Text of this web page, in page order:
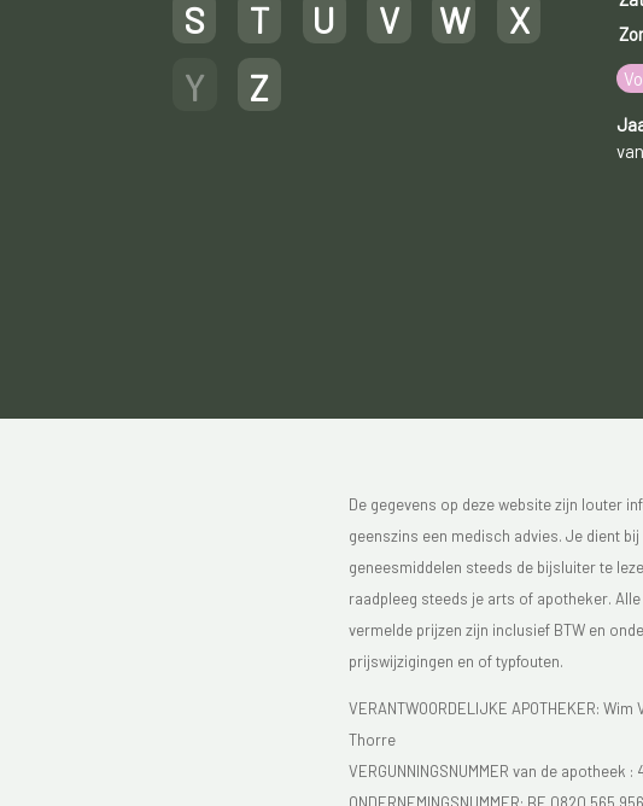
S
T U V W
X
Y
Z
De gegevens op deze website zijn louter
geenszins een medisch advies. Je dient
geneesmiddelen steeds de bijsluiter te
raadpleeg steeds je arts of apotheker.
vermelde prijzen zijn inclusief BTW en
prijswijzigingen en of typfouten.
VERANTWOORDELIJKE APOTHEKER:
Thorre
VERGUNNINGSNUMMER van de apotheek :